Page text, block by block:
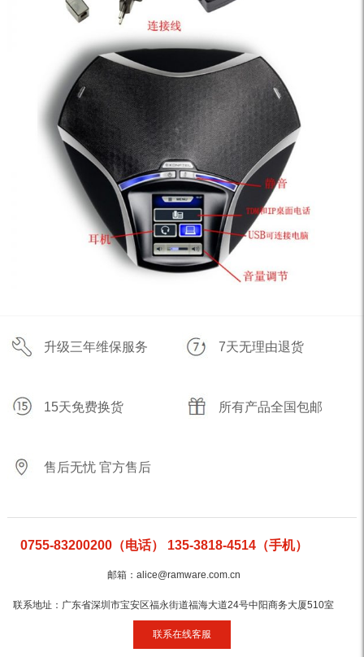
升级三年维保服务 7天无理由退货
15天免费换货 所有产品全国包邮
售后无忧 官方售后
0755-83200200（电话） 135-3818-4514（手机）
邮箱：alice@ramware.com.cn
联系地址：广东省深圳市宝安区福永街道福海大道24号中阳商务大厦510室
联系在线客服